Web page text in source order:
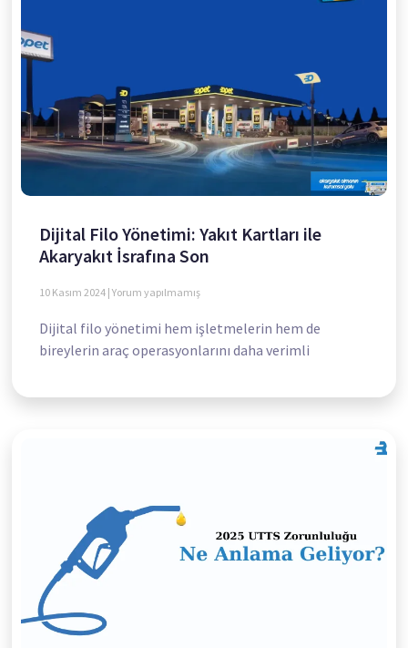
Dijital Filo Yönetimi: Yakıt Kartları ile
Akaryakıt İsrafına Son
10 Kasım 2024 Yorum yapılmamış
Dijital filo yönetimi hem işletmelerin hem de
bireylerin araç operasyonlarını daha verimli